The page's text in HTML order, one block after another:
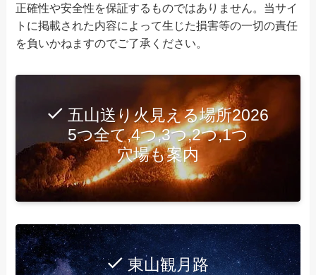
正確性や安全性を保証するものではありません。当サイ
トに掲載された内容によって生じた損害等の一切の責任
を負いかねますのでご了承ください。
五山送り火見える場所2026
5つ全て,4つ,3つ,2つ,1つ
穴場も案内
東山観月路